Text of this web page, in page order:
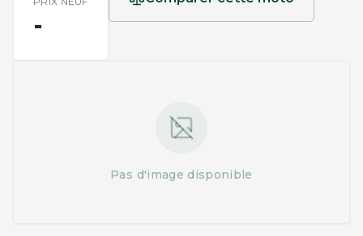
-
Pas d'image disponible